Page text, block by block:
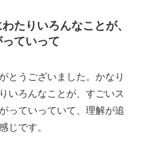
たりいろんなことが、
ていって
とうございました。かなり
いろんなことが、すごいス
っていっていて、理解が追
じです。